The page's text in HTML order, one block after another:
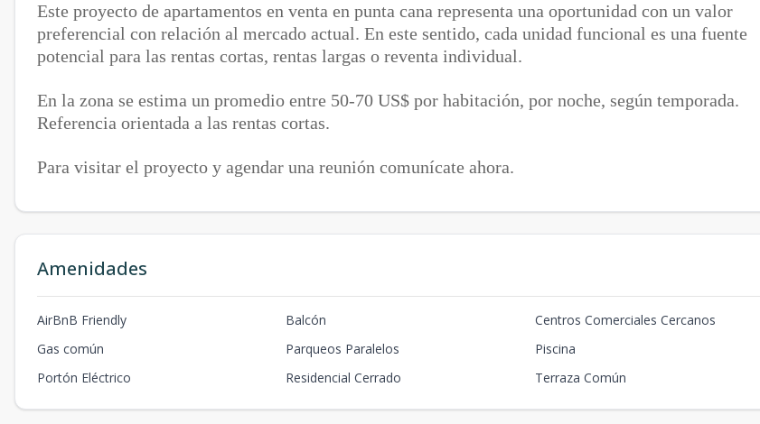
Este proyecto de apartamentos en venta en punta cana representa una oportunidad con un valor
preferencial con relación al mercado actual. En este sentido, cada unidad funcional es una fuente
potencial para las rentas cortas, rentas largas o reventa individual.
En la zona se estima un promedio entre 50-70 US$ por habitación, por noche, según temporada.
Referencia orientada a las rentas cortas.
Para visitar el proyecto y agendar una reunión comunícate ahora.
Amenidades
AirBnB Friendly Balcón
Centros Comerciales Cercanos
Gas común
Parqueos Paralelos
Piscina
Portón Eléctrico
Residencial Cerrado Terraza Común